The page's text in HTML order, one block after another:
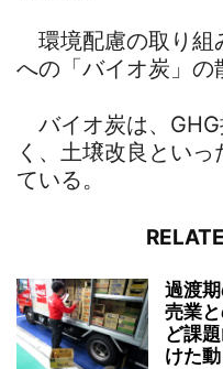
環境配慮の取り組
への「バイオ炭」の
バイオ炭は、
く、土壌改良とい
ている。
過渡
売業
ど課
けた